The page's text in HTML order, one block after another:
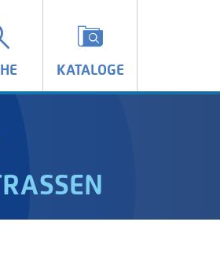
KATALOGE